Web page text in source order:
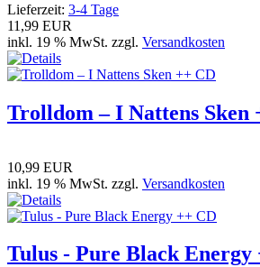
Lieferzeit: 3-4 Tage
11,99 EUR
inkl. 19 % MwSt. zzgl. Versandkosten
Trolldom – I Nattens Sken
10,99 EUR
inkl. 19 % MwSt. zzgl. Versandkosten
Tulus - Pure Black Energy